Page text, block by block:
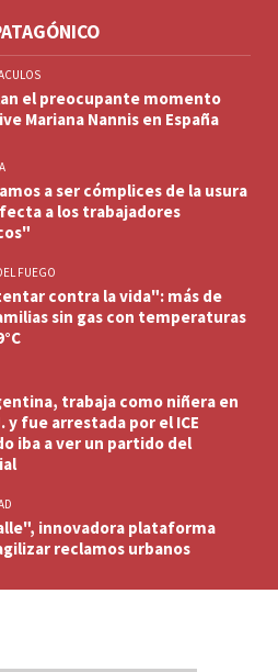
el preocupante momento
Mariana Nannis en España
a ser cómplices de la usura
a los trabajadores
FUEGO
contra la vida": más de
sin gas con temperaturas
trabaja como niñera en
y fue arrestada por el ICE
iba a ver un partido del
innovadora plataforma
reclamos urbanos